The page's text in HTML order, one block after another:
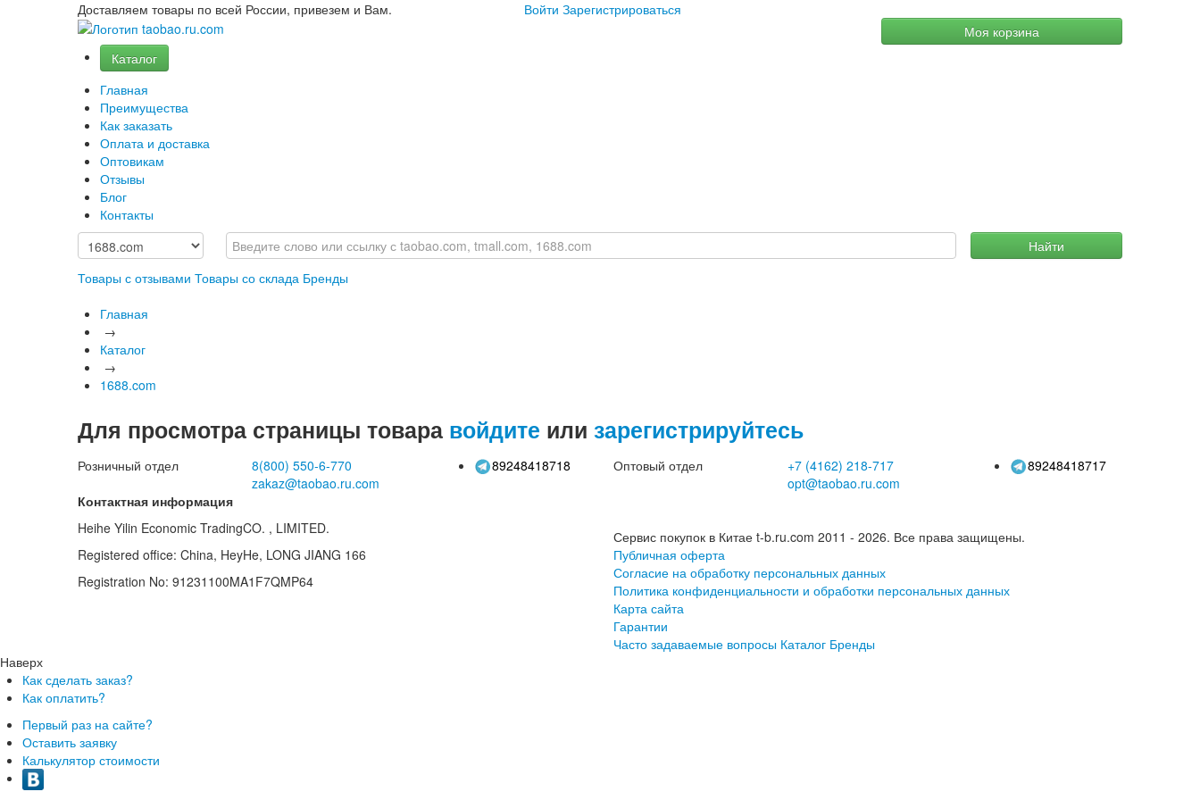
Доставляем товары по всей России, привезем и Вам. Войти Зарегистрироваться
Моя корзина
Каталог
Главная
Преимущества
Как заказать
Оплата и доставка
Оптовикам
Отзывы
Блог
Контакты
Товары с отзывами Товары со склада Бренды
Найти
Главная
→
Каталог
→
1688.com
Для просмотра страницы товара войдите или зарегистрируйтесь
Розничный отдел 8(800) 550-6-770
zakaz@taobao.ru.com
89248418718 Оптовый отдел +7 (4162) 218-717
opt@taobao.ru.com
89248418717
Контактная информация
Heihe Yilin Economic TradingCO. , LIMITED.
Registered office: China, HeyHe, LONG JIANG 166
Registration No: 91231100MA1F7QMP64
Сервис покупок в Китае t-b.ru.com 2011 - 2026. Все права защищены.
Публичная оферта
Согласие на обработку персональных данных
Политика конфиденциальности и обработки персональных данных
Карта сайта
Гарантии
Часто задаваемые вопросы Каталог Бренды
Наверх
Как сделать заказ?
Как оплатить?
Первый раз на сайте?
Оставить заявку
Калькулятор стоимости